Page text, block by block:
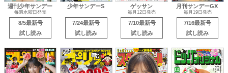
週刊少年サンデー
毎週水曜日発売
8/5最新号
試し読み
少年サンデーS
7/24最新号
試し読み
ゲッサン
毎月12日発売
7/10最新号
試し読み
月刊サンデーGX
毎月19日発売
7/16最新号
試し読み